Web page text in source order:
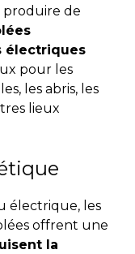
produire de
électriques
pour les
les abris, les
lieux
électrique, les
offrent une
la